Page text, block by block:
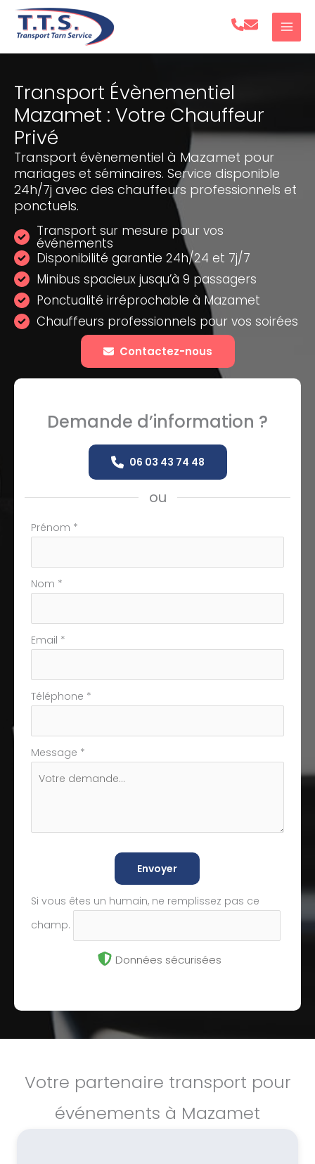
Aller
Transport Évènementiel
Mazamet : Votre Chauffeur
Privé
Transport évènementiel à Mazamet pour
mariages et séminaires. Service disponible
24h/7j avec des chauffeurs professionnels et
ponctuels.
Transport sur mesure pour vos
événements
Disponibilité garantie 24h/24 et 7j/7
Minibus spacieux jusqu’à 9 passagers
Ponctualité irréprochable à Mazamet
Chauffeurs professionnels pour vos soirées
Contactez-nous
Demande d’information ?
06 03 43 74 48
ou
Formulaire
téléphone
Prénom *
Nom *
Email *
Téléphone *
Message *
Envoyer
Si vous êtes un humain, ne remplissez pas ce
champ.
Données sécurisées
Votre partenaire transport pour
événements à Mazamet